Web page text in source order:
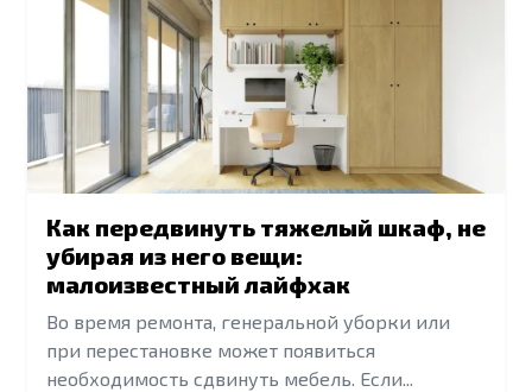
Как передвинуть тяжелый шкаф, не
убирая из него вещи:
малоизвестный лайфхак
Во время ремонта, генеральной уборки или
при перестановке может появиться
необходимость сдвинуть мебель. Если...